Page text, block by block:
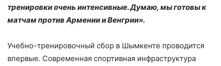
тренировки очень интенсивные. Думаю, мы готовы к
матчам против Армении и Венгрии».
Учебно-тренировочный сбор в Шымкенте проводится
впервые. Современная спортивная инфраструктура